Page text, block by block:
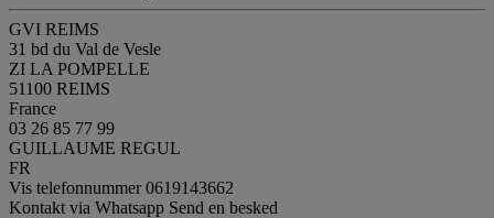
GVI REIMS
31 bd du Val de Vesle
ZI LA POMPELLE
51100 REIMS
France
03 26 85 77 99
GUILLAUME REGUL
FR
Vis telefonnummer0619143662
Kontakt via Whatsapp Send en besked